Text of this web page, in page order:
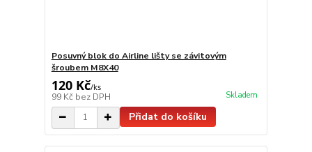
Posuvný blok do Airline lišty se závitovým
šroubem M8X40
120 Kč/ks
99 Kč bez DPH Skladem
Přidat do košíku